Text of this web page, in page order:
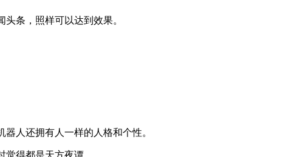
条，照样可以达到效果。
人还拥有人一样的人格和个性。
得都是天方夜谭。